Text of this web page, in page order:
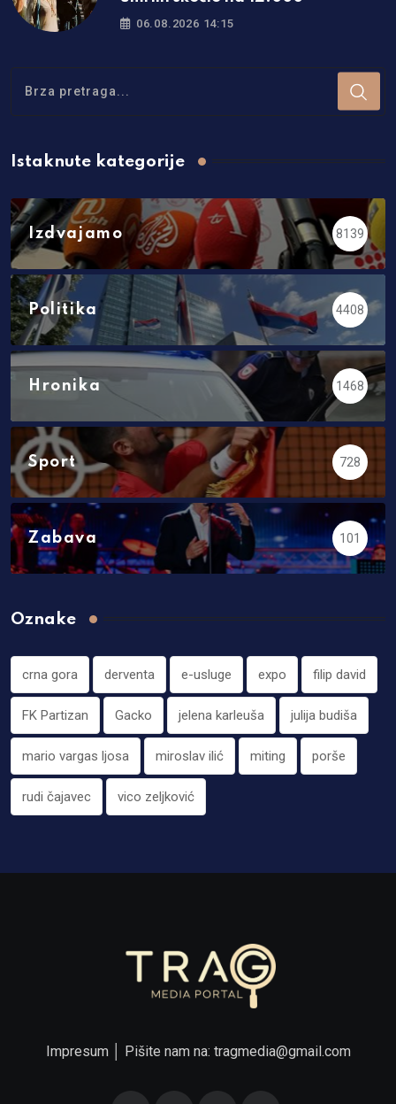
06.08.2026 14:15
Istaknute kategorije
Izdvajamo 8139
Politika 4408
Hronika 1468
Sport 728
Zabava 101
Oznake
crna gora derventa e-usluge expo filip david
FK Partizan Gacko jelena karleuša julija budiša
mario vargas ljosa miroslav ilić miting porše
rudi čajavec vico zeljković
Impresum│ Pišite nam na: tragmedia@gmail.com